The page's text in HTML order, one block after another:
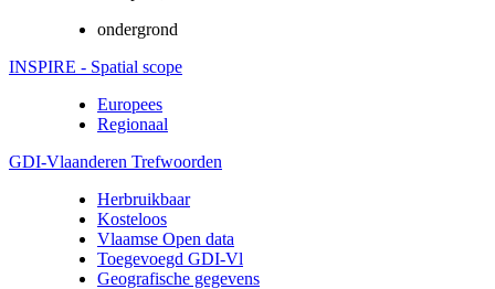
ondergrond
INSPIRE - Spatial scope
Europees
Regionaal
GDI-Vlaanderen Trefwoorden
Herbruikbaar
Kosteloos
Vlaamse Open data
Toegevoegd GDI-Vl
Geografische gegevens